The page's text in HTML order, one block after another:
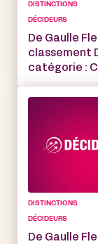
DISTINCTIONS
DÉCIDEURS
De Gaulle
classement
catégorie :
DISTINCTIONS
DÉCIDEURS
De Gaulle